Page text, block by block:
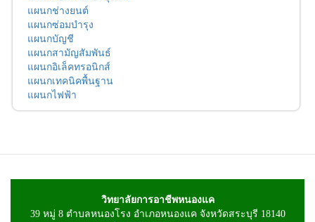
แผนกช่างยนต์
แผนกซ่อมบำรุง
แผนกบัญชี
แผนกสามัญสัมพันธ์
แผนกอิเล็คทรอนิกส์
แผนกเทคนิคพื้นฐาน
แผนกไฟฟ้า
วิทยาลัยการอาชีพหนองแค
39 หมู่ 8 ตำบลหนองโรง อำเภอหนองแค จังหวัดสระบุรี 18140